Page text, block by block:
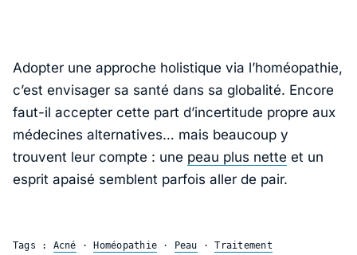
Adopter une approche holistique via l’homéopathie,
c’est envisager sa santé dans sa globalité. Encore
faut-il accepter cette part d’incertitude propre aux
médecines alternatives… mais beaucoup y
trouvent leur compte : une peau plus nette et un
esprit apaisé semblent parfois aller de pair.
Tags : Acné ·Homéopathie · Peau ·Traitement